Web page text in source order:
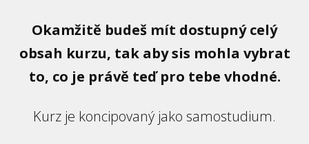
Okamžitě budeš mít dostupný celý
obsah kurzu, tak aby sis mohla vybrat
to, co je právě teď pro tebe vhodné.
Kurz je koncipovaný jako samostudium.